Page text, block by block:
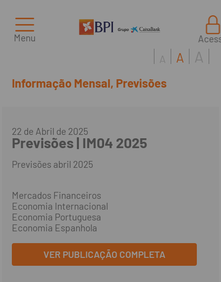
Menu
Informação Mensal, Previsões
A A A
22 de Abril de 2025
Previsões | IM04 2025
Previsões abril 2025
Mercados Financeiros
Economia Internacional
Economia Portuguesa
Economia Espanhola
VER PUBLICAÇÃO COMPLETA